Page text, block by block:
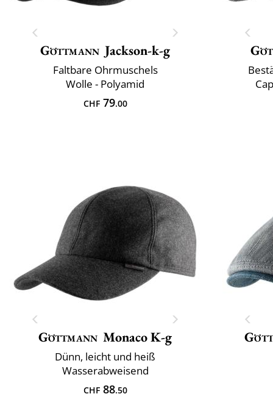
Göttmann Jackson-k-g
Faltbare Ohrmuschels
Wolle - Polyamid
CHF79.00
Göttmann Monaco K-g
Dünn, leicht und heiß
Wasserabweisend
CHF88.50